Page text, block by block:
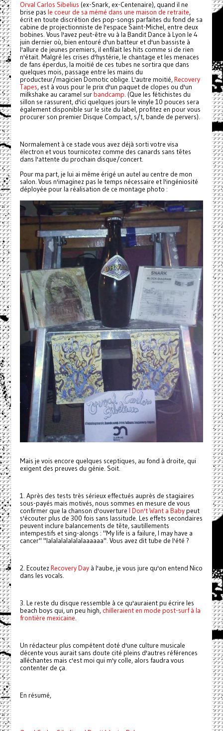
Orval Carlos Sibelius (ex-Snark, ex-Centenaire), quand il ne
brise pas le coeur de sa mémé dans une maison de retraite,
écrit en toute discrétion des pop-songs parfaites du fond de sa
cabine de projectionniste de l'espace Saint-Michel, entre deux
bobines. Vous l'avez peut-être vu à la Bandit Dance à Lyon le 4
juin dernier où, bien entouré d'un batteur et d'un bassiste à
l'allure de jeunes premiers, il enfilait les hits comme si de rien
n'était. Malgré les crises d'hystérie, le chantage et les menaces
de fans éperdus, la moitié de ces tubes ne sortira que dans
quelques mois, passage entre les mains du
producteur/magicien Domotic oblige. L'autre moitié,Recovery
Tapes, est à vous pour le prix d'un paquet de clopes ou d'un
milkshake au caramel surbandcamp. (Que les fétichistes du
sillon se rassurent, d'ici quelques jours le vinyle 10 pouces sera
également disponible sur le site du label, profitez en pour vous
procurer son premier Disque Compact, s/t, bande de pervers).
Normalement à ce stade vous avez déjà sorti votre visa
électron et vous tournicotez comme des canards sans têtes
dans l'attente du prochain disque/concert.
Pour ma part, je lui ai même érigé un autel au centre de mon
salon. Vous n'imaginez pas le temps nécessaire et l'ingéniosité
déployée pour la réalisation de ce montage photo :
Mais je vois encore quelques sceptiques, au fond à droite, qui
exigent des preuves du génie. Soit.
1. Après des tests très sérieux effectués auprès de stagiaires
sous-payés mais motivés, nous sommes en mesure de vous
confirmer que la chanson d'ouverture I Don't Want a Babypeut
s'écouter plus de 300 fois sans lassitude. Les effets secondaires
peuvent inclure balancements de tête, sautillements
intempestifs et sing-alongs : "My life is a failure, I may have a
cancer" "lalalalalalalalaaaaaa". Vous avez dit tube de l'été ?
2. EcoutezRecovery Dayà l'aube, je vous jure qu'on entend Nico
dans les vocals.
3. Le reste du disque ressemble à ce qu'auraient pu écrire les
beach boys qui, un peu high, chilleraient en mode post-surf à la
frontière mexicaine.
Un rédacteur plus compétent doté d'une culture musicale
décente vous aurait sans doute cité pleins d'autres références
alléchantes mais c'est moi qui m'y colle, alors faudra vous
contenter de ça.
En résumé,